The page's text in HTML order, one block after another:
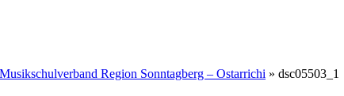
Region Sonntagberg – Ostarrichi » dsc05503_1